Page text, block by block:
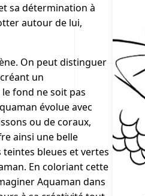
sa détermination à
autour de lui,
On peut distinguer
un
fond ne soit pas
évolue avec
ou de coraux,
ainsi une belle
bleues et vertes
En coloriant cette
Aquaman dans